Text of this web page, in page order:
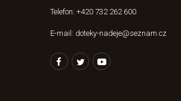
Telefon: +420 732 262 600
E-mail: doteky-nadeje@seznam.cz